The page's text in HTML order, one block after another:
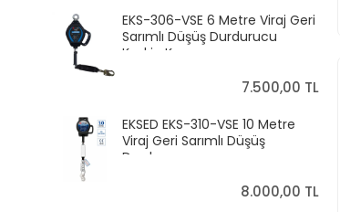
EKS-306-VSE 6 Metre Viraj Geri
Sarımlı Düşüş Durdurucu
Keskin Kenar
7.500,00 TL
EKSED EKS-310-VSE 10 Metre
Viraj Geri Sarımlı Düşüş
Durdurucu
8.000,00 TL